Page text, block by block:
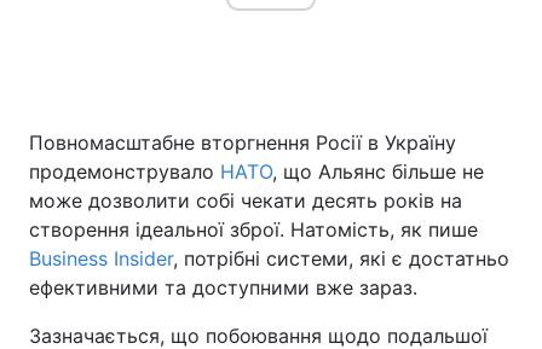
Повномасштабне вторгнення Росії в Україну
продемонструвало НАТО, що Альянс більше не
може дозволити собі чекати десять років на
створення ідеальної зброї. Натомість, як пише
Business Insider, потрібні системи, які є достатньо
ефективними та доступними вже зараз.
Зазначається, що побоювання щодо подальшої